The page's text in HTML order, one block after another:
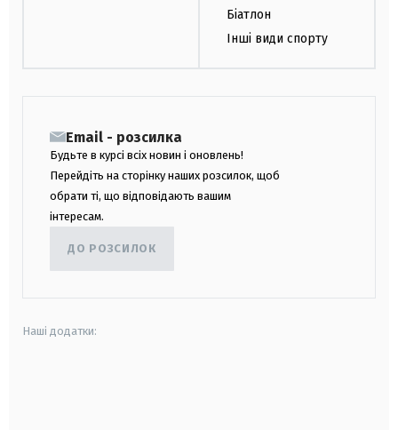
Біатлон
Інші види спорту
Email - розсилка
Будьте в курсі всіх новин і оновлень!
Перейдіть на сторінку наших розсилок, щоб
обрати ті, що відповідають вашим
інтересам.
ДО РОЗСИЛОК
Наші додатки: